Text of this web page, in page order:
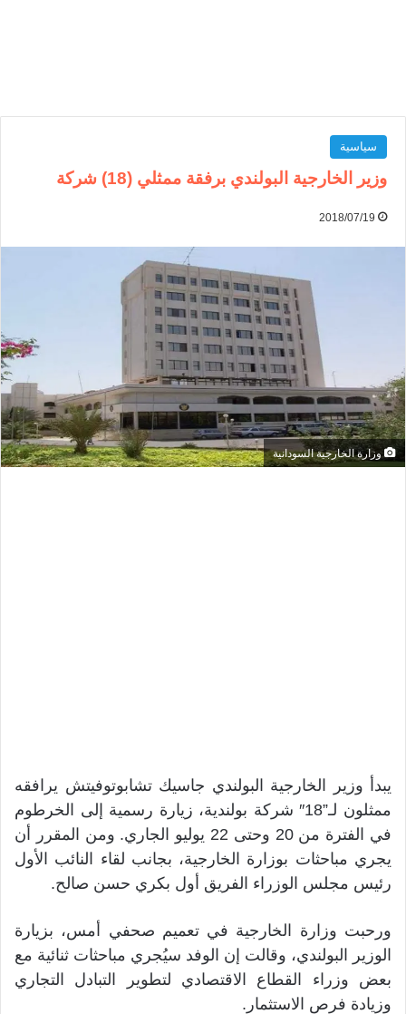
سياسية
وزير الخارجية البولندي برفقة ممثلي (18) شركة
2018/07/19
وزارة الخارجية السودانية
يبدأ وزير الخارجية البولندي جاسيك تشابوتوفيتش يرافقه
ممثلون لـ”18″ شركة بولندية، زيارة رسمية إلى الخرطوم
في الفترة من 20 وحتى 22 يوليو الجاري. ومن المقرر أن
يجري مباحثات بوزارة الخارجية، بجانب لقاء النائب الأول
رئيس مجلس الوزراء الفريق أول بكري حسن صالح.
ورحبت وزارة الخارجية في تعميم صحفي أمس، بزيارة
الوزير البولندي، وقالت إن الوفد سيُجري مباحثات ثنائية مع
بعض وزراء القطاع الاقتصادي لتطوير التبادل التجاري
وزيادة فرص الاستثمار.